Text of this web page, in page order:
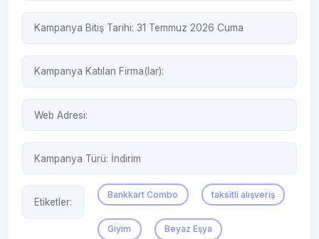
Kampanya Bitiş Tarihi: 31 Temmuz 2026 Cuma
Kampanya Katılan Firma(lar):
Web Adresi:
Kampanya Türü: İndirim
Etiketler:
Bankkart Combo taksitli alışveriş
Giyim Beyaz Eşya